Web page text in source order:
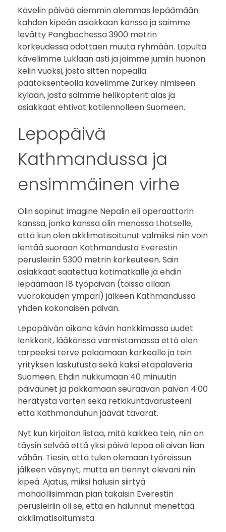
i
s
e
e
n
Kävelin päivää aiemmin alemmas lepäämään
kahden kipeän asiakkaan kanssa ja saimme
levätty Pangbochessa 3900 metrin
korkeudessa odottaen muuta ryhmään. Lopulta
kävelimme Luklaan asti ja jäimme jumiin huonon
kelin vuoksi, josta sitten nopealla
päätöksenteolla kävelimme Zurkey nimiseen
kylään, josta saimme helikopterit alas ja
asiakkaat ehtivät kotilennolleen Suomeen.
Lepopäivä
Kathmandussa ja
ensimmäinen virhe
Olin sopinut Imagine Nepalin eli operaattorin
kanssa, jonka kanssa olin menossa Lhotselle,
että kun olen akklimatisoitunut valmiiksi niin voin
lentää suoraan Kathmandusta Everestin
perusleiriin 5300 metrin korkeuteen. Sain
asiakkaat saatettua kotimatkalle ja ehdin
lepäämään 18 työpäivän (töissä ollaan
vuorokauden ympäri) jälkeen Kathmandussa
yhden kokonaisen päivän.
Lepopäivän aikana kävin hankkimassa uudet
lenkkarit, lääkärissä varmistamassa että olen
tarpeeksi terve palaamaan korkealle ja tein
yrityksen laskutusta sekä kaksi etäpalaveria
Suomeen. Ehdin nukkumaan 40 minuutin
päiväunet ja pakkamaan seuraavan päivän 4:00
herätystä varten sekä retkikuntavarusteeni
että Kathmanduhun jäävät tavarat.
Nyt kun kirjoitan listaa, mitä kaikkea tein, niin on
täysin selvää että yksi päivä lepoa oli aivan liian
vähän. Tiesin, että tulen olemaan työreissun
jälkeen väsynyt, mutta en tiennyt olevani niin
kipeä. Ajatus, miksi halusin siirtyä
mahdollisimman pian takaisin Everestin
perusleiriin oli se, että en halunnut menettää
akklimatisoitumista.